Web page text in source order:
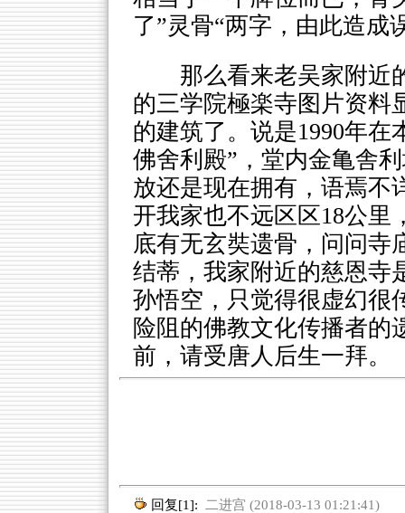
了”灵骨“两字，由此造成
那么看来老吴家附近
的三学院極楽寺图片资料
的建筑了。说是1990年在
佛舍利殿”，堂内金亀舎
放还是现在拥有，语焉不
开我家也不远区区18公里
底有无玄奘遗骨，问问寺
结蒂，我家附近的慈恩寺
孙悟空，只觉得很虚幻很
险阻的佛教文化传播者的
前，请受唐人后生一拜。
回复[1]:
二进宫 (2018-03-13 01:21:41)